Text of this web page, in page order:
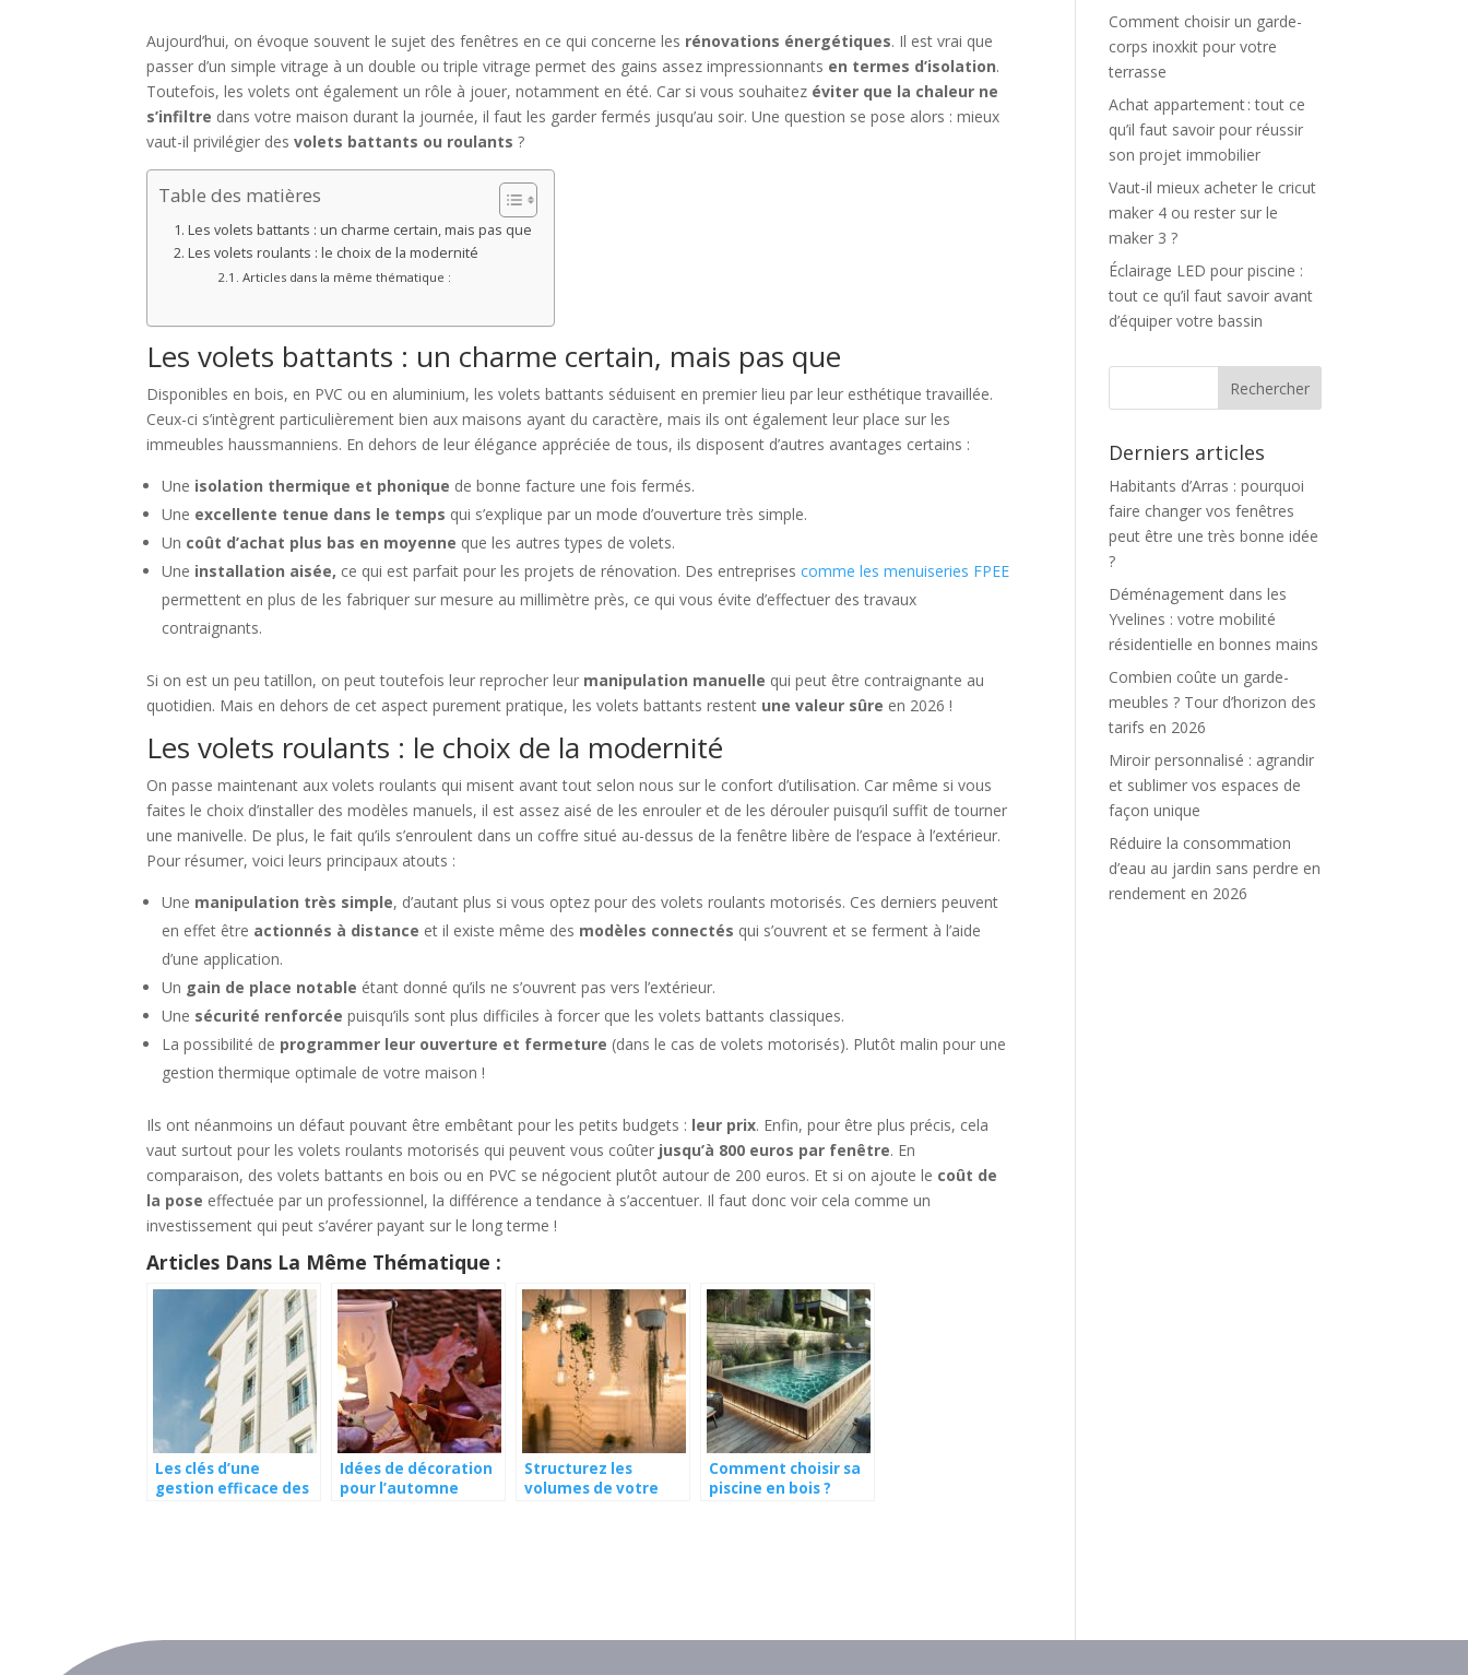
Aujourd’hui, on évoque souvent le sujet des fenêtres en ce qui concerne les rénovations énergétiques. Il est vrai que
passer d’un simple vitrage à un double ou triple vitrage permet des gains assez impressionnants en termes d’isolation.
Toutefois, les volets ont également un rôle à jouer, notamment en été. Car si vous souhaitez éviter que la chaleur ne
s’infiltre dans votre maison durant la journée, il faut les garder fermés jusqu’au soir. Une question se pose alors : mieux
vaut-il privilégier desvolets battants ou roulants ?
Table des matières
Les volets battants : un charme certain, mais pas que
Les volets roulants : le choix de la modernité
Articles dans la même thématique :
Les volets battants : un charme certain, mais pas que
Disponibles en bois, en PVC ou en aluminium, les volets battants séduisent en premier lieu par leur esthétique travaillée.
Ceux-ci s’intègrent particulièrement bien aux maisons ayant du caractère, mais ils ont également leur place sur les
immeubles haussmanniens. En dehors de leur élégance appréciée de tous, ils disposent d’autres avantages certains :
Une isolation thermique et phonique de bonne facture une fois fermés.
Une excellente tenue dans le temps qui s’explique par un mode d’ouverture très simple.
Un coût d’achat plus bas en moyenne que les autres types de volets.
Une installation aisée, ce qui est parfait pour les projets de rénovation. Des entreprisescomme les menuiseries FPEE
permettent en plus de les fabriquer sur mesure au millimètre près, ce qui vous évite d’effectuer des travaux
contraignants.
Si on est un peu tatillon, on peut toutefois leur reprocher leur manipulation manuelle qui peut être contraignante au
quotidien. Mais en dehors de cet aspect purement pratique, les volets battants restent une valeur sûre en 2026 !
Les volets roulants : le choix de la modernité
On passe maintenant aux volets roulants qui misent avant tout selon nous sur le confort d’utilisation. Car même si vous
faites le choix d’installer des modèles manuels, il est assez aisé de les enrouler et de les dérouler puisqu’il suffit de tourner
une manivelle. De plus, le fait qu’ils s’enroulent dans un coffre situé au-dessus de la fenêtre libère de l’espace à l’extérieur.
Pour résumer, voici leurs principaux atouts :
Une manipulation très simple, d’autant plus si vous optez pour des volets roulants motorisés. Ces derniers peuvent
en effet être actionnés à distance et il existe même des modèles connectés qui s’ouvrent et se ferment à l’aide
d’une application.
Un gain de place notable étant donné qu’ils ne s’ouvrent pas vers l’extérieur.
Une sécurité renforcée puisqu’ils sont plus difficiles à forcer que les volets battants classiques.
La possibilité de programmer leur ouverture et fermeture (dans le cas de volets motorisés). Plutôt malin pour une
gestion thermique optimale de votre maison !
Ils ont néanmoins un défaut pouvant être embêtant pour les petits budgets : leur prix. Enfin, pour être plus précis, cela
vaut surtout pour les volets roulants motorisés qui peuvent vous coûter jusqu’à 800 euros par fenêtre. En
comparaison, des volets battants en bois ou en PVC se négocient plutôt autour de 200 euros. Et si on ajoute le coût de
la pose effectuée par un professionnel, la différence a tendance à s’accentuer. Il faut donc voir cela comme un
investissement qui peut s’avérer payant sur le long terme !
Articles Dans La Même Thématique :
Les clés d’une
gestion efficace des
Idées de décoration
pour l’automne
Structurez les
volumes de votre
Comment choisir sa
piscine en bois ?
Comment choisir un garde-
corps inoxkit pour votre
terrasse
Achat appartement : tout ce
qu’il faut savoir pour réussir
son projet immobilier
Vaut-il mieux acheter le cricut
maker 4 ou rester sur le
maker 3 ?
Éclairage LED pour piscine :
tout ce qu’il faut savoir avant
d’équiper votre bassin
Derniers articles
Habitants d’Arras : pourquoi
faire changer vos fenêtres
peut être une très bonne idée
?
Déménagement dans les
Yvelines : votre mobilité
résidentielle en bonnes mains
Combien coûte un garde-
meubles ? Tour d’horizon des
tarifs en 2026
Miroir personnalisé : agrandir
et sublimer vos espaces de
façon unique
Réduire la consommation
d’eau au jardin sans perdre en
rendement en 2026